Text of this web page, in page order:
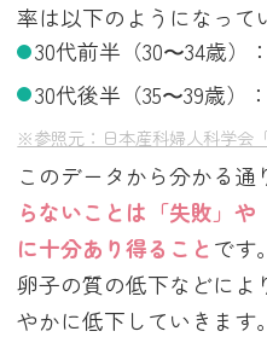
率は以下のようになって
30代前半（30〜34歳）
30代後半（35〜39歳）
※参照元：日本産科婦人科学会
このデータから分かる通
らないことは「失敗」
に十分あり得ること です
卵子の質の低下などに
やかに低下していきます。